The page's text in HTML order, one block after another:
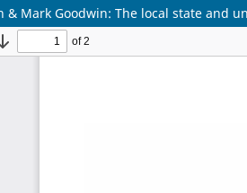
& Mark Goodwin: The local state and